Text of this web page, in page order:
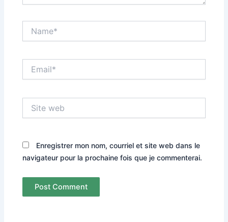
web
Enregistrer mon nom, courriel et site web dans le
navigateur pour la prochaine fois que je commenterai.